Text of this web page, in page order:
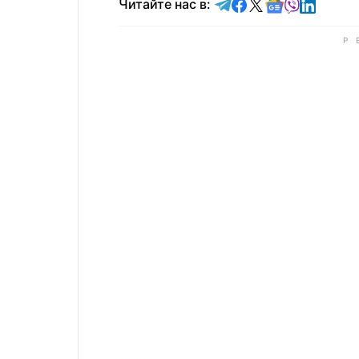
Читайте нас в: Читайте в Telegram
Читайте в
Читайте в X
Читайте в
Читайте